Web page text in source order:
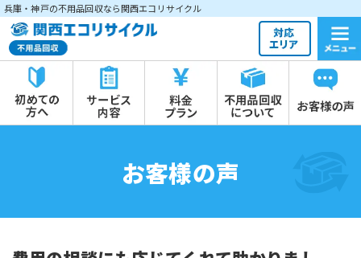
兵庫・神戸の不用品回収なら関西エコリサイクル
お客様の声